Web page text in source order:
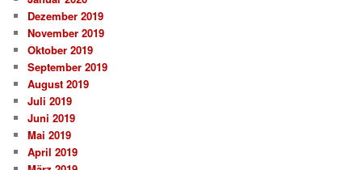
Dezember 2019
November 2019
Oktober 2019
September 2019
August 2019
Juli 2019
Juni 2019
Mai 2019
April 2019